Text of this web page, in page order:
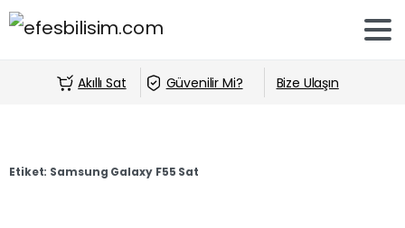
Akıllı Sat Güvenilir Mi? Bize Ulaşın
Etiket: Samsung Galaxy F55 Sat